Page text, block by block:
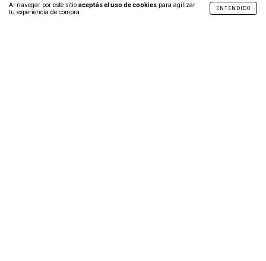
Al navegar por este sitio aceptás el uso de cookies para agilizar
tu experiencia de compra.
ENTENDIDO
+54 9 3515 72-1858